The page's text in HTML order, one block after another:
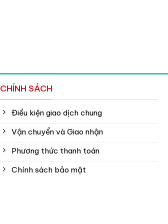
CHÍNH SÁCH
Điều kiện giao dịch chung
Vận chuyển và Giao nhận
Phương thức thanh toán
Chính sách bảo mật